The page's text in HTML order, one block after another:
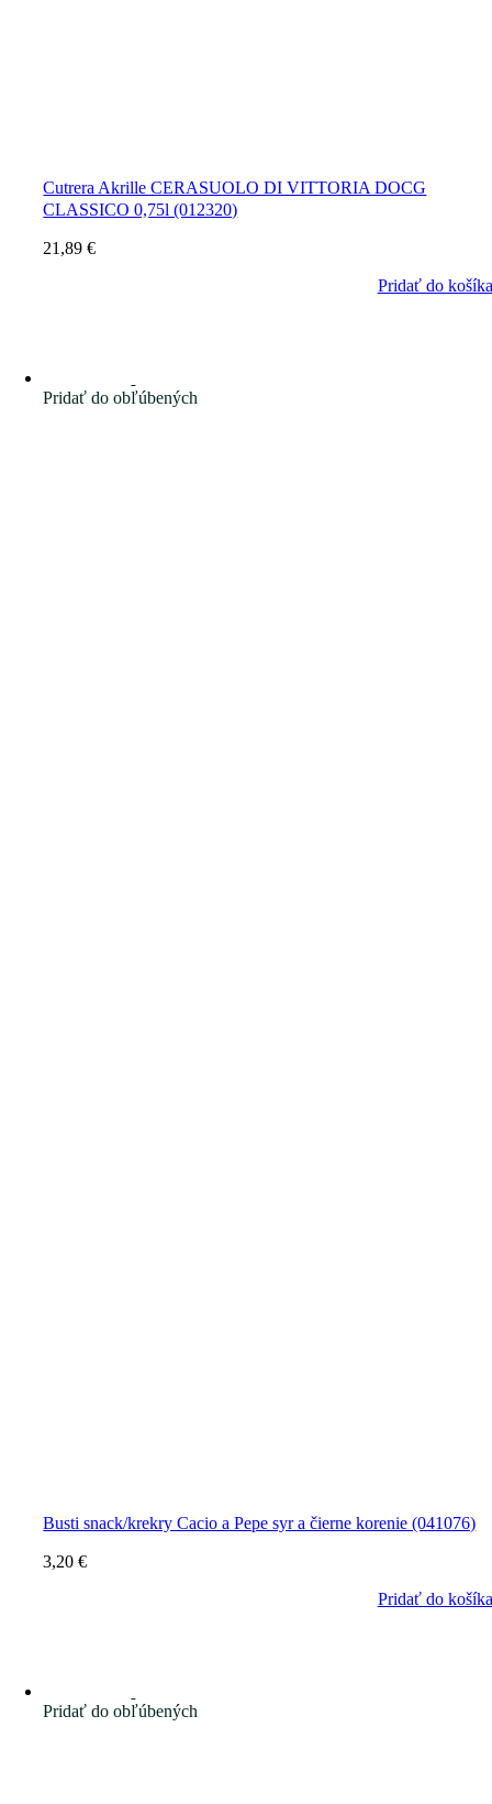
Cutrera Akrille CERASUOLO DI VITTORIA DOCG
CLASSICO 0,75l (012320)
21,89€
Pridať do košíka
Pridať do obľúbených
Busti snack/krekry Cacio a Pepe syr a čierne korenie (041076)
3,20€
Pridať do košíka
Pridať do obľúbených